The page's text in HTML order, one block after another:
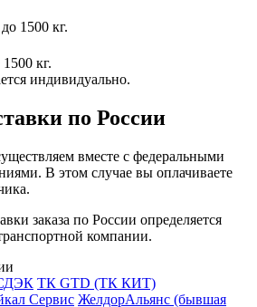
1500 кг.
кг.
индивидуально.
по России
вместе с федеральными
В этом случае вы оплачиваете
заказа по России определяется
компании.
ТК GTD (ТК КИТ)
Сервис ЖелдорАльянс (бывшая